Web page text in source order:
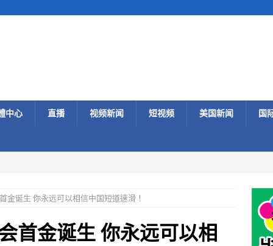
中心 直播 视频新闻 短视频 美国新闻 国
金诞生 你永远可以相信中国短道速滑！
首金诞生 你永远可以相